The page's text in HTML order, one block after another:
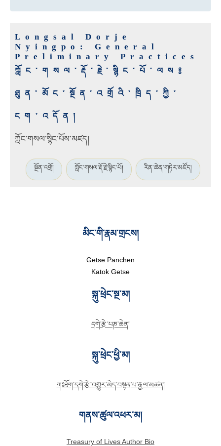
Longsal Dorje
Nyingpo: General
Preliminary Practices
ཀློང་གསལ་རྡོ་རྗེ་སྙིང་པོ་ལས༔
ཐུན་མོང་སྔོན་འགྲོའི་ཁྲིད་ཀྱི་
ངག་འདོན།
ཀློང་གསལ་སྙིང་པོས་མཛད།
སྔོན་འགྲོ། ཀློང་གསལ་རྡོ་རྗེ་སྙིང་པོ། རིན་ཆེན་གཏེར་མཛོད།
མིང་གི་རྣམ་གྲངས།
Getse Paṇchen
Katok Getse
སྐུ་ཕྲེང་སྔ་མ།
དགེ་རྩེ་པཎ་ཆེན།
སྐུ་ཕྲེང་ཕྱི་མ།
ཀཿཐོག་དགེ་རྩེ་འགྱུར་མེད་བསྟན་པ་རྒྱལ་མཚན།
གནས་ཚུལ་འཕར་མ།
Treasury of Lives Author Bio